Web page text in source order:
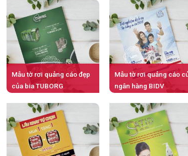
Mẫu tờ rơi quảng cáo đẹp
của bia TUBORG
Mẫu tờ rơi quảng cáo
ngân hàng BIDV